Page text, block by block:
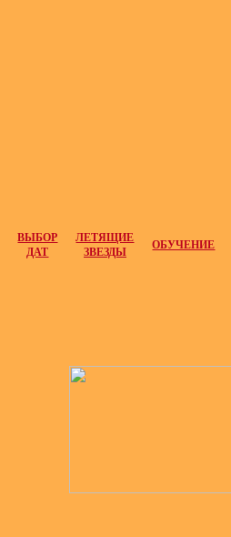
ВЫБОР
ДАТ
ЛЕТЯЩИЕ
ЗВЕЗДЫ
ОБУЧЕНИЕ